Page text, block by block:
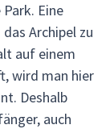
Eine
Archipel zu
auf einem
wird man hier
Deshalb
auch